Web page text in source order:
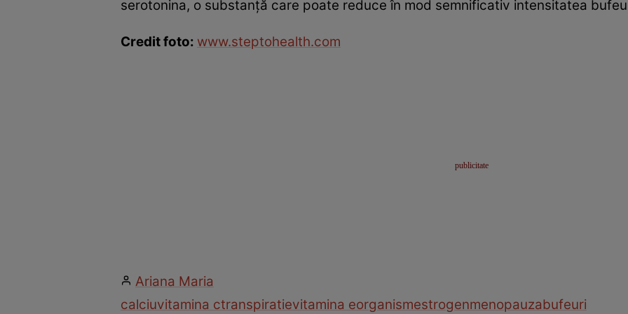
serotonina, o substanţă care poate reduce în mod semnificativ intensitatea
Credit foto: www.steptohealth.com
Ariana Maria
calciuvitamina ctranspiratievitamina eorganismestrogenmenopauzabufeuri